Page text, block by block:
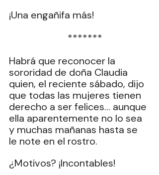
¡Una engañifa más!
*******
Habrá que reconocer la
sororidad de doña Claudia
quien, el reciente sábado, dijo
que todas las mujeres tienen
derecho a ser felices… aunque
ella aparentemente no lo sea
y muchas mañanas hasta se
le note en el rostro.
¿Motivos? ¡Incontables!